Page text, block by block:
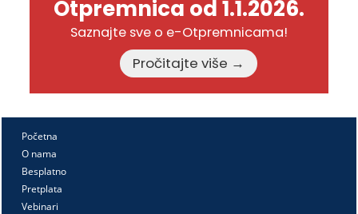
Otpremnica od 1.1.2026.
Saznajte sve o e-Otpremnicama!
Pročitajte više →
Početna
O nama
Besplatno
Pretplata
Vebinari